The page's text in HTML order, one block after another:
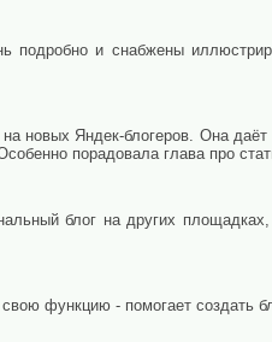
подробно и снабжены
новых Яндек-блогеров. Она
порадовала глава про
блог на других
функцию - помогает создать